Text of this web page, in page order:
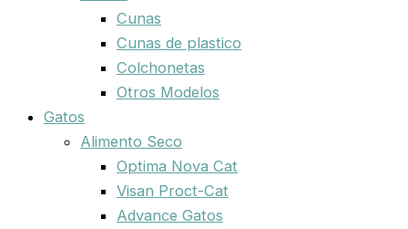
Cunas
Cunas de plastico
Colchonetas
Otros Modelos
Gatos
Alimento Seco
Optima Nova Cat
Visan Proct-Cat
Advance Gatos